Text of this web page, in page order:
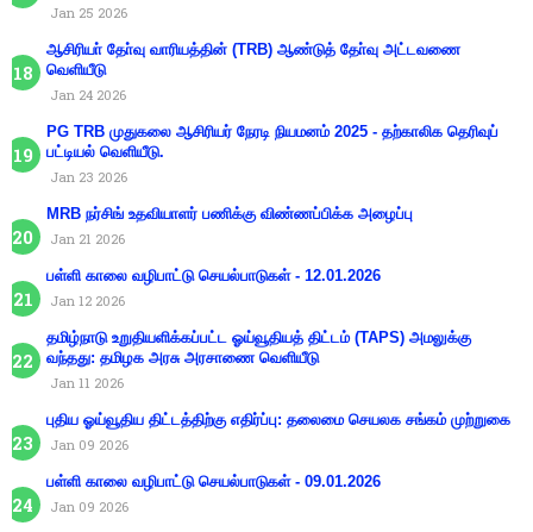
Jan 25 2026
ஆசிரியா் தோ்வு வாரியத்தின் (TRB) ஆண்டுத் தோ்வு அட்டவணை
வெளியீடு
Jan 24 2026
PG TRB முதுகலை ஆசிரியர் நேரடி நியமனம் 2025 - தற்காலிக தெரிவுப்
பட்டியல் வெளியீடு.
Jan 23 2026
MRB நர்சிங் உதவியாளர் பணிக்கு விண்ணப்பிக்க அழைப்பு
Jan 21 2026
பள்ளி காலை வழிபாட்டு செயல்பாடுகள் - 12.01.2026
Jan 12 2026
தமிழ்நாடு உறுதியளிக்கப்பட்ட ஓய்வூதியத் திட்டம் (TAPS) அமலுக்கு
வந்தது: தமிழக அரசு அரசாணை வெளியீடு
Jan 11 2026
புதிய ஓய்வூதிய திட்டத்திற்கு எதிர்ப்பு: தலைமை செயலக சங்கம் முற்றுகை
Jan 09 2026
பள்ளி காலை வழிபாட்டு செயல்பாடுகள் - 09.01.2026
Jan 09 2026